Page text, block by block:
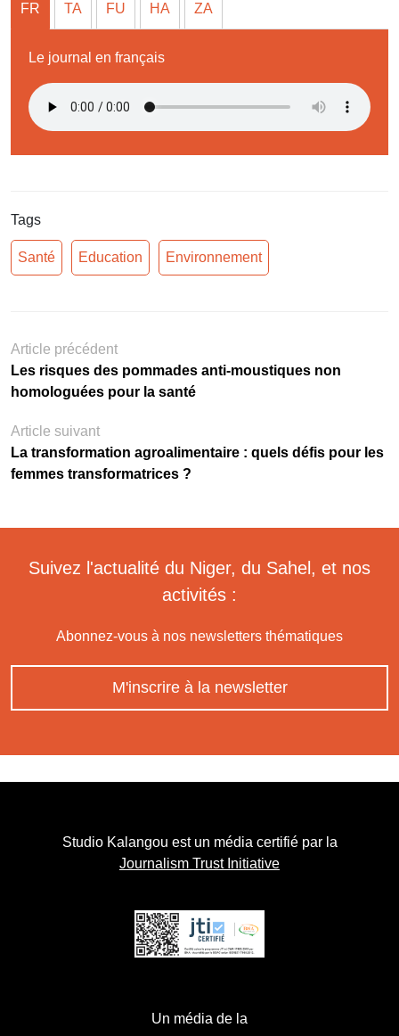
FR TA FU HA ZA
Le journal en français
Tags
Santé Education Environnement
Article précédent
Les risques des pommades anti-moustiques non
homologuées pour la santé
Article suivant
La transformation agroalimentaire : quels défis pour les
femmes transformatrices ?
Suivez l'actualité du Niger, du Sahel, et nos
activités :
Abonnez-vous à nos newsletters thématiques
M'inscrire à la newsletter
Studio Kalangou est un média certifié par la
Journalism Trust Initiative
Un média de la